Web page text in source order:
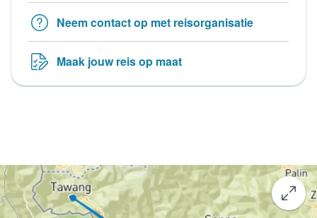
Neem contact op met reisorganisatie
Maak jouw reis op maat